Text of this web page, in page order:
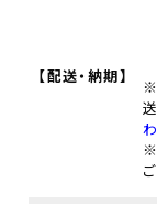
【配送・納期】
※
※